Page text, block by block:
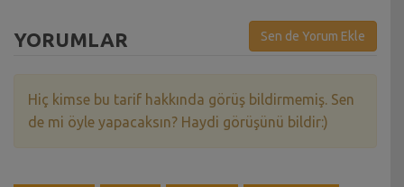
YORUMLAR Sen de Yorum Ekle
Hiç kimse bu tarif hakkında görüş bildirmemiş. Sen
de mi öyle yapacaksın? Haydi görüşünü bildir:)